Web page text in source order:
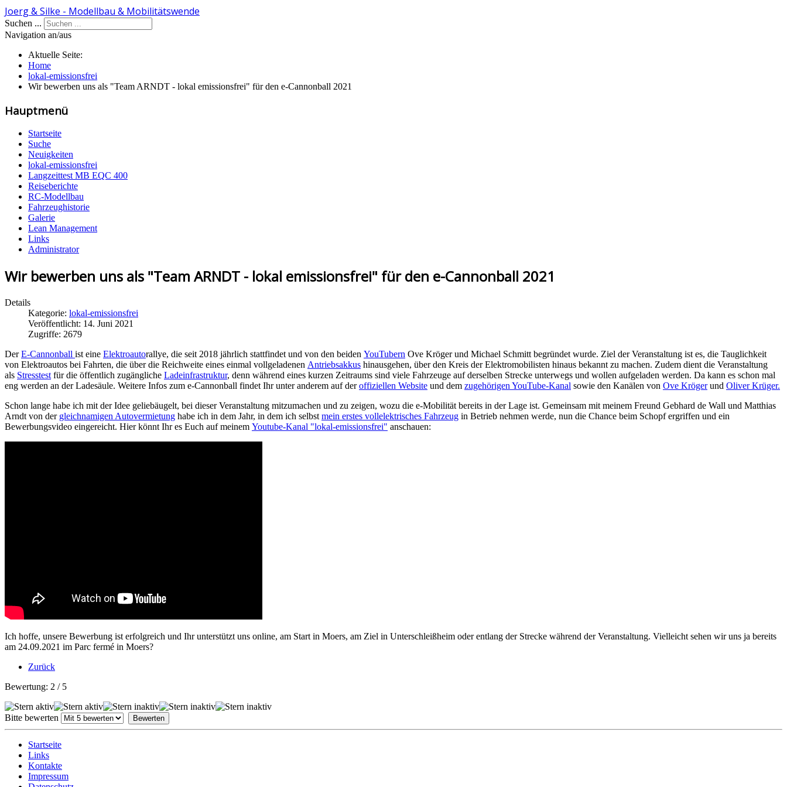
Joerg & Silke - Modellbau & Mobilitätswende
Suchen ...
Navigation an/aus
Aktuelle Seite:
Home
lokal-emissionsfrei
Wir bewerben uns als "Team ARNDT - lokal emissionsfrei" für den e-Cannonball 2021
Hauptmenü
Startseite
Suche
Neuigkeiten
lokal-emissionsfrei
Langzeittest MB EQC 400
Reiseberichte
RC-Modellbau
Fahrzeughistorie
Galerie
Lean Management
Links
Administrator
Wir bewerben uns als "Team ARNDT - lokal emissionsfrei" für den e-Cannonball 2021
Details
Kategorie: lokal-emissionsfrei
Veröffentlicht: 14. Juni 2021
Zugriffe: 2679
DerE-Cannonball ist eine Elektroautorallye, die seit 2018 jährlich stattfindet und von den beiden YouTubern Ove Kröger und Michael Schmitt begründet wurde. Ziel der Veranstaltung ist es, die Tauglichkeit
von Elektroautos bei Fahrten, die über die Reichweite eines einmal vollgeladenen Antriebsakkus hinausgehen, über den Kreis der Elektromobilisten hinaus bekannt zu machen. Zudem dient die Veranstaltung
als Stresstest für die öffentlich zugängliche Ladeinfrastruktur, denn während eines kurzen Zeitraums sind viele Fahrzeuge auf derselben Strecke unterwegs und wollen aufgeladen werden. Da kann es schon mal
eng werden an der Ladesäule. Weitere Infos zum e-Cannonball findet Ihr unter anderem auf deroffiziellen Website und dem zugehörigen YouTube-Kanal sowie den Kanälen von Ove Krögerund Oliver Krüger.
Schon lange habe ich mit der Idee geliebäugelt, bei dieser Veranstaltung mitzumachen und zu zeigen, wozu die e-Mobilität bereits in der Lage ist. Gemeinsam mit meinem Freund Gebhard de Wall und Matthias
Arndt von der gleichnamigen Autovermietung habe ich in dem Jahr, in dem ich selbst mein erstes vollelektrisches Fahrzeug in Betrieb nehmen werde, nun die Chance beim Schopf ergriffen und ein
Bewerbungsvideo eingereicht. Hier könnt Ihr es Euch auf meinem Youtube-Kanal "lokal-emissionsfrei" anschauen:
Ich hoffe, unsere Bewerbung ist erfolgreich und Ihr unterstützt uns online, am Start in Moers, am Ziel in Unterschleißheim oder entlang der Strecke während der Veranstaltung. Vielleicht sehen wir uns ja bereits
am 24.09.2021 im Parc fermé in Moers?
Zurück
Bewertung: 2 / 5
Bitte bewerten
Startseite
Links
Kontakte
Impressum